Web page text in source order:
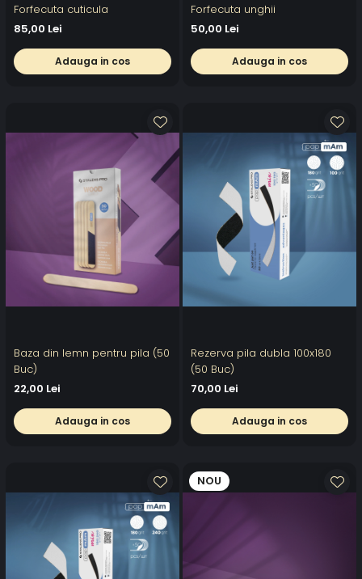
Forfecuta cuticula
85,00 Lei
Adauga in cos
Forfecuta unghii
50,00 Lei
Adauga in cos
Baza din lemn pentru pila (50
Buc)
22,00 Lei
Adauga in cos
Rezerva pila dubla 100x180
(50 Buc)
70,00 Lei
Adauga in cos
NOU